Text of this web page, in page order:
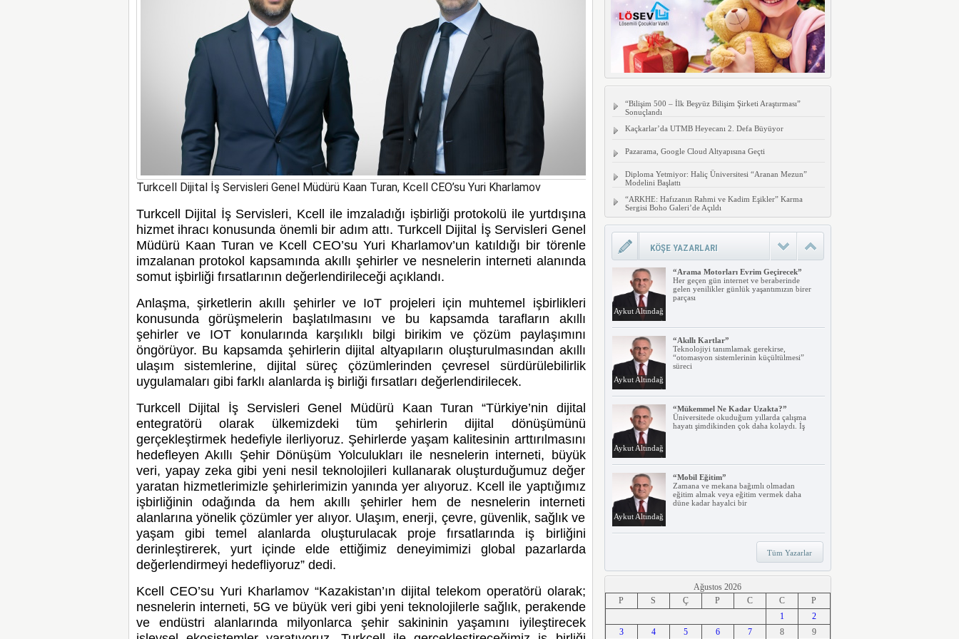
Turkcell Dijital İş Servisleri Genel Müdürü Kaan Turan, Kcell CEO’su Yuri Kharlamov
Turkcell Dijital İş Servisleri, Kcell ile imzaladığı işbirliği protokolü ile yurtdışına
hizmet ihracı konusunda önemli bir adım attı. Turkcell Dijital İş Servisleri Genel
Müdürü Kaan Turan ve Kcell CEO’su Yuri Kharlamov’un katıldığı bir törenle
imzalanan protokol kapsamında akıllı şehirler ve nesnelerin interneti alanında
somut işbirliği fırsatlarının değerlendirileceği açıklandı.
Anlaşma, şirketlerin akıllı şehirler ve IoT projeleri için muhtemel işbirlikleri
konusunda görüşmelerin başlatılmasını ve bu kapsamda tarafların akıllı
şehirler ve IOT konularında karşılıklı bilgi birikim ve çözüm paylaşımını
öngörüyor. Bu kapsamda şehirlerin dijital altyapıların oluşturulmasından akıllı
ulaşım sistemlerine, dijital süreç çözümlerinden çevresel sürdürülebilirlik
uygulamaları gibi farklı alanlarda iş birliği fırsatları değerlendirilecek.
Turkcell Dijital İş Servisleri Genel Müdürü Kaan Turan “Türkiye’nin dijital
entegratörü olarak ülkemizdeki tüm şehirlerin dijital dönüşümünü
gerçekleştirmek hedefiyle ilerliyoruz. Şehirlerde yaşam kalitesinin arttırılmasını
hedefleyen Akıllı Şehir Dönüşüm Yolculukları ile nesnelerin interneti, büyük
veri, yapay zeka gibi yeni nesil teknolojileri kullanarak oluşturduğumuz değer
yaratan hizmetlerimizle şehirlerimizin yanında yer alıyoruz. Kcell ile yaptığımız
işbirliğinin odağında da hem akıllı şehirler hem de nesnelerin interneti
alanlarına yönelik çözümler yer alıyor. Ulaşım, enerji, çevre, güvenlik, sağlık ve
yaşam gibi temel alanlarda oluşturulacak proje fırsatlarında iş birliğini
derinleştirerek, yurt içinde elde ettiğimiz deneyimimizi global pazarlarda
değerlendirmeyi hedefliyoruz” dedi.
Kcell CEO’su Yuri Kharlamov“Kazakistan’ın dijital telekom operatörü olarak;
nesnelerin interneti, 5G ve büyük veri gibi yeni teknolojilerle sağlık, perakende
ve endüstri alanlarında milyonlarca şehir sakininin yaşamını iyileştirecek
“Bilişim 500 – İlk Beşyüz Bilişim Şirketi Araştırması”
Sonuçlandı
Kaçkarlar’da UTMB Heyecanı 2. Defa Büyüyor
Pazarama, Google Cloud Altyapısına Geçti
Diploma Yetmiyor: Haliç Üniversitesi “Aranan Mezun”
Modelini Başlattı
“ARKHE: Hafızanın Rahmi ve Kadim Eşikler” Karma
Sergisi Boho Galeri’de Açıldı
KÖŞE YAZARLARI
Aykut Altındağ
“Arama Motorları Evrim Geçirecek”
Her geçen gün internet ve beraberinde
gelen yenilikler günlük yaşantımızın birer
parçası
Aykut Altındağ
“Akıllı Kartlar”
Teknolojiyi tanımlamak gerekirse,
“otomasyon sistemlerinin küçültülmesi”
süreci
Aykut Altındağ
“Mükemmel Ne Kadar Uzakta?”
Üniversitede okuduğum yıllarda çalışma
hayatı şimdikinden çok daha kolaydı. İş
Aykut Altındağ
“Mobil Eğitim”
Zamana ve mekana bağımlı olmadan
eğitim almak veya eğitim vermek daha
düne kadar hayalci bir
“Teknoloji, Hızlı Tren ve İrem…”
Belki dikkatinizi çekmiştir. Türkiye’nin ilk
hızlı treni Ankara – Eskişehir
“Ne Duruyorsunuz, Dijitalleşsenize!”
Arabanız kendi kendine park ederken, siz
apartmanınıza giriyor ve evinizin kapısını
Tüm Yazarlar
Ağustos 2026
P
S Ç P C C
P
1
2
3
4 5 6 7 8
9